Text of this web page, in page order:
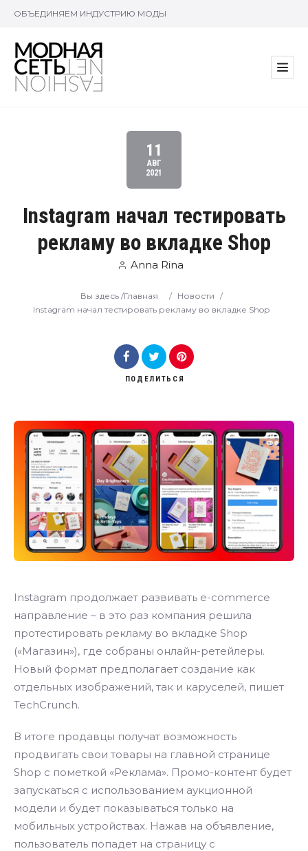
ОБЪЕДИНЯЕМ ИНДУСТРИЮ МОДЫ
11
АВГ
2021
Instagram начал тестировать
рекламу во вкладке Shop
Anna Rina
Вы здесь /Главная / Новости /
Instagram начал тестировать рекламу во вкладке Shop
ПОДЕЛИТЬСЯ
Instagram продолжает развивать e-commerce
направление – в это раз компания решила
протестировать рекламу во вкладке Shop
(«Магазин»), где собраны онлайн-ретейлеры.
Новый формат предполагает создание как
отдельных изображений, так и каруселей, пишет
TechCrunch.
В итоге продавцы получат возможность
продвигать свои товары на главной странице
Shop с пометкой «Реклама». Промо-контент будет
запускаться с использованием аукционной
модели и будет показываться только на
мобильных устройствах. Нажав на объявление,
пользователь попадет на страницу с